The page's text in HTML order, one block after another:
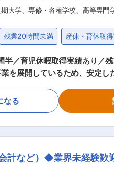
大学、専修・各種学校、高等専門
残業20時間未満 産休・育休取
半／育児休暇取得実績あり
いるため、安定した職場環境で長
会社として長い歴史があり
後フォロー： 入社後はOJTを実施。現場のルールな
仕事の流れを教わりつつ少
なる
計など）◆業界未経験